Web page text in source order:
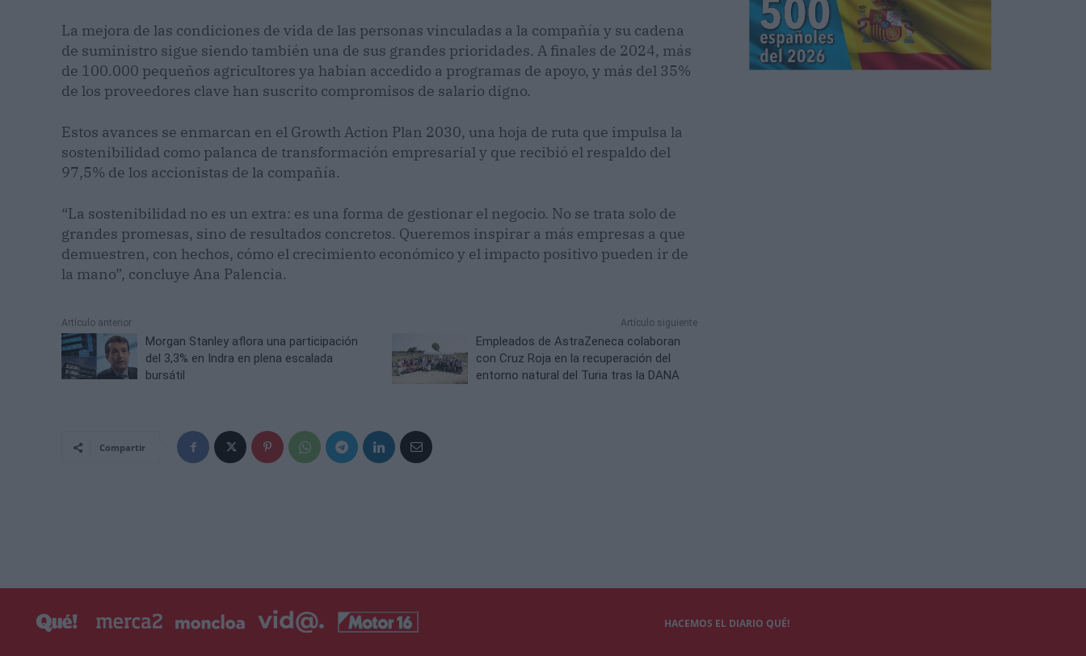
La mejora de las condiciones de vida de las personas vinculadas a la compañía y su cadena
de suministro sigue siendo también una de sus grandes prioridades. A finales de 2024, más
de 100.000 pequeños agricultores ya habían accedido a programas de apoyo, y más del 35%
de los proveedores clave han suscrito compromisos de salario digno.
Estos avances se enmarcan en el Growth Action Plan 2030, una hoja de ruta que impulsa la
sostenibilidad como palanca de transformación empresarial y que recibió el respaldo del
97,5% de los accionistas de la compañía.
“La sostenibilidad no es un extra: es una forma de gestionar el negocio. No se trata solo de
grandes promesas, sino de resultados concretos. Queremos inspirar a más empresas a que
demuestren, con hechos, cómo el crecimiento económico y el impacto positivo pueden ir de
la mano”, concluye Ana Palencia.
Artículo anterior
Morgan Stanley aflora una participación
del 3,3% en Indra en plena escalada
bursátil
Artículo siguiente
Empleados de AstraZeneca colaboran
con Cruz Roja en la recuperación del
entorno natural del Turia tras la DANA
Compartir
HACEMOS EL DIARIO QUÉ!